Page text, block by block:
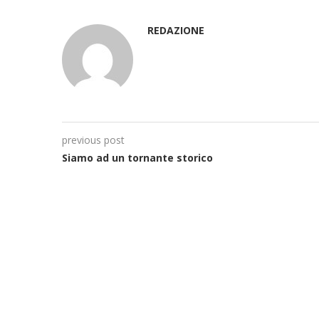
REDAZIONE
previous post
Siamo ad un tornante storico